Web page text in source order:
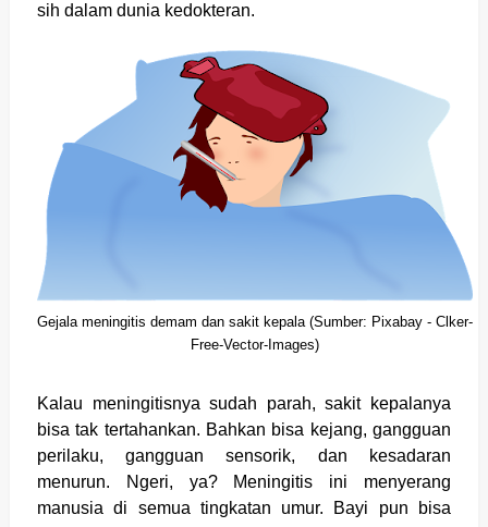
sih dalam dunia kedokteran.
Gejala meningitis demam dan sakit kepala (Sumber: Pixabay - Clker-
Free-Vector-Images)
Kalau meningitisnya sudah parah, sakit kepalanya
bisa tak tertahankan. Bahkan bisa kejang, gangguan
perilaku, gangguan sensorik, dan kesadaran
menurun. Ngeri, ya? Meningitis ini menyerang
manusia di semua tingkatan umur. Bayi pun bisa